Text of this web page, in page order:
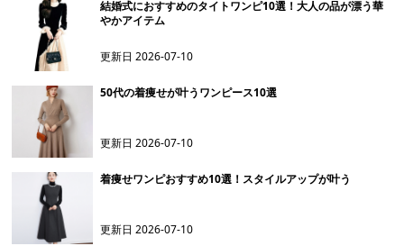
結婚式におすすめのタイトワンピ10選！大人の品が漂う華
やかアイテム
更新日2026-07-10
50代の着痩せが叶うワンピース10選
更新日2026-07-10
着痩せワンピおすすめ10選！スタイルアップが叶う
更新日2026-07-10